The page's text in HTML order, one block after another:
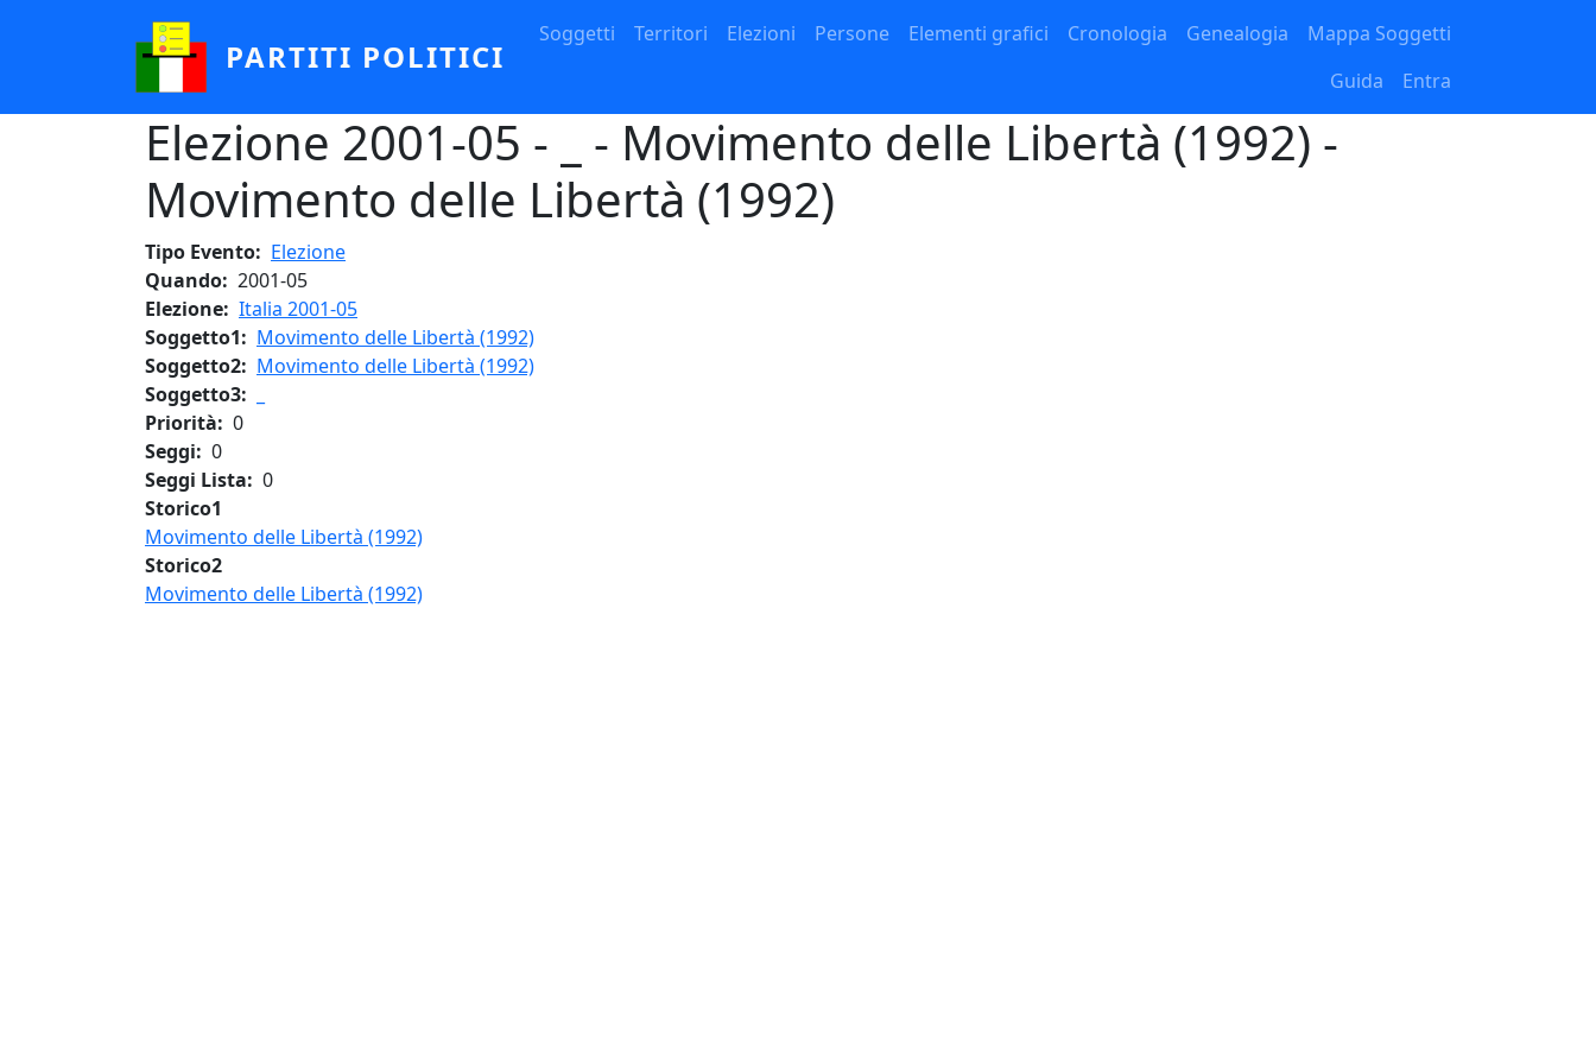
PARTITI POLITICI
Navigazione principale
Soggetti Territori Elezioni Persone Elementi grafici Cronologia Genealogia
Mappa Soggetti
Guida
Entra
Elezione 2001-05 - _ - Movimento delle Libertà (1992) -
Movimento delle Libertà (1992)
Tipo Evento
Elezione
Quando 2001-05
Elezione Italia 2001-05
Soggetto1
Movimento delle Libertà (1992)
Soggetto2
Movimento delle Libertà (1992)
Soggetto3
Priorità
0
Seggi
0
Seggi Lista
0
Storico1
Movimento delle Libertà (1992)
Storico2
Movimento delle Libertà (1992)